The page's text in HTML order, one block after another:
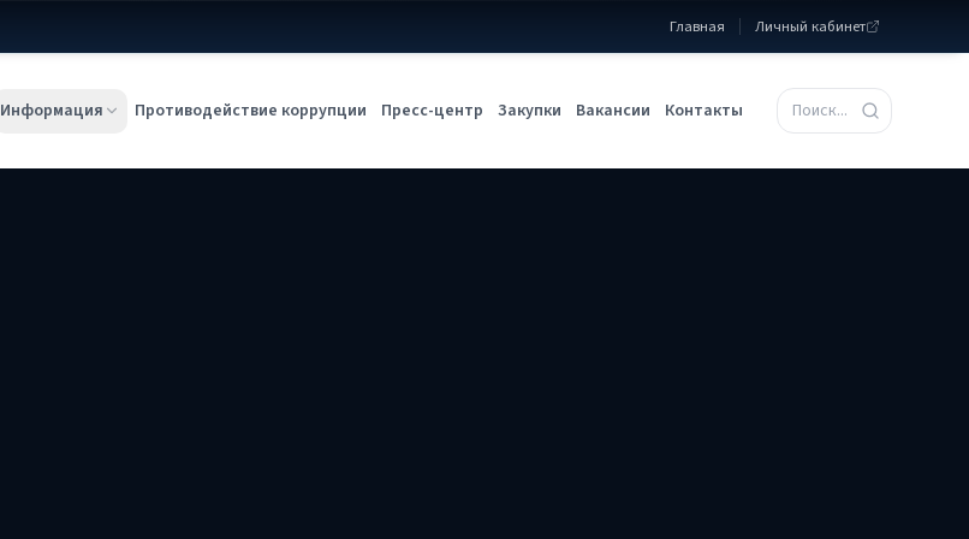
Главная Личный кабинет
Информация Противодействие коррупции Пресс-центр Закупки Вакансии Контакты